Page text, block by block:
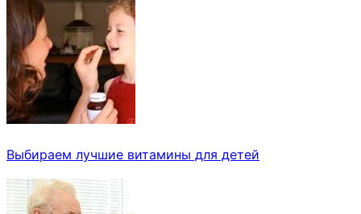
Выбираем лучшие витамины для детей